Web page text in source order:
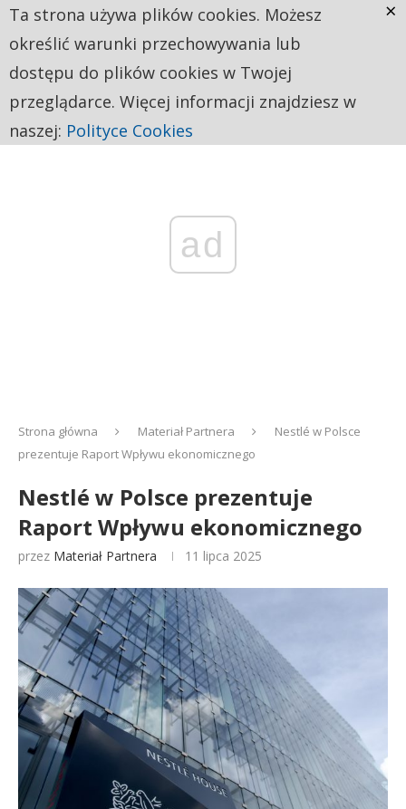
ad
Strona główna Materiał Partnera
Nestlé w Polsce
prezentuje Raport Wpływu ekonomicznego
Nestlé w Polsce prezentuje
Raport Wpływu ekonomicznego
przez Materiał Partnera 11 lipca 2025
Ta strona używa plików cookies. Możesz
określić warunki przechowywania lub
dostępu do plików cookies w Twojej
przeglądarce. Więcej informacji znajdziesz w
naszej: Polityce Cookies
×